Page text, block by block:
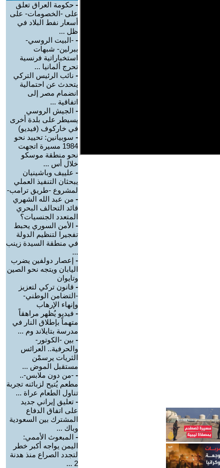
- حكومة العراق تعلق
على -الخصومات- على
أسعار نفط البلاد في
ظل ...
- -البيت الروسي-
ببرلين- شبهات
استخباراتية فرنسية
تحرج ألمانيا ...
- نائب الرئيس التركي
يتحدث عن احتمالية
انضمام مصر إلى
اتفاقية ...
- الجيش الروسي
يسيطر على بلدة أخرى
في خاركوف (فيديو)
- سوبيانين: تحييد نحو
1984 مسيرة اتجهت
نحو منطقة موسكو
خلال أس ...
- علييف وباشينيان
يبحثان التنفيذ العملي
لمشروع -طريق ترامب-
- من عبد الله الشهري
قائد التحالف البحري
المتعدد الجنسيات؟
- الأمن السوري يحبط
تفجيرا لتنظيم الدولة
في منطقة السيدة زينب
...
- إعصار دولفين يضرب
اليابان ويتجه نحو الصين
وتايوان
- قانون تركي لتعزيز
-التضامن الوطني-
وإنهاء الإرهاب
- فيديو يُظهر مراهقاً
متهماً بإطلاق النار في
مدرسة بتايلاند وم ...
- بين -الكوتور-
والحرفية.. العرائس
الثريات يرسمْن
مستقبل الموض ...
- -من دون ملابس-..
مطعم يُتيح لزبائنه تجربة
تناول الطعام عراة ...
- تعليق إيراني جديد
على اتفاق الدفاع
المشترك بين السعودية
وباك ...
- المبعوث الأممي:
اليمن يواجه أكبر خطر
لتجدد الصراع منذ هدنة
2 ...